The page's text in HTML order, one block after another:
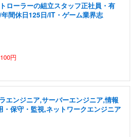
ローラーの組立スタッフ正社員・有
間休日125日/IT・ゲーム業界志
円
エンジニア,サーバーエンジニア,情報
・保守・監視,ネットワークエンジニア